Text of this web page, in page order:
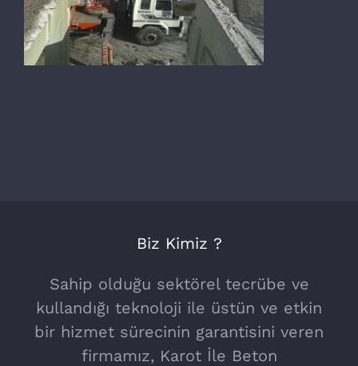
Biz Kimiz ?
Sahip olduğu sektörel tecrübe ve
kullandığı teknoloji ile üstün ve etkin
bir hizmet sürecinin garantisini veren
firmamız, Karot İle Beton